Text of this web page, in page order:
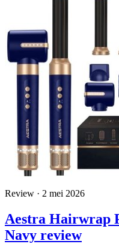
Review · 2 mei 2026
Aestra Hairwrap
Navy review